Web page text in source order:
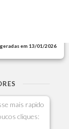
em 13/01/2026
mais rapido
cliques: